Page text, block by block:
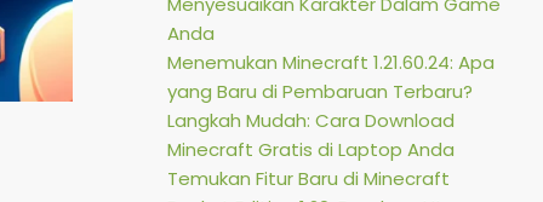
Anda
Menemukan Minecraft 1.21.60.24: Apa
yang Baru di Pembaruan Terbaru?
Langkah Mudah: Cara Download
Minecraft Gratis di Laptop Anda
Temukan Fitur Baru di Minecraft